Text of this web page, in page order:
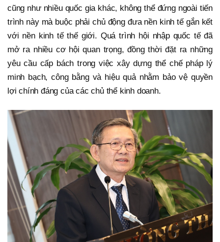
cũng như nhiều quốc gia khác, không thể đứng ngoài tiến
trình này mà buộc phải chủ động đưa nền kinh tế gắn kết
với nền kinh tế thế giới. Quá trình hội nhập quốc tế đã
mở ra nhiều cơ hội quan trọng, đồng thời đặt ra những
yêu cầu cấp bách trong việc xây dựng thể chế pháp lý
minh bạch, công bằng và hiệu quả nhằm bảo vệ quyền
lợi chính đáng của các chủ thể kinh doanh.